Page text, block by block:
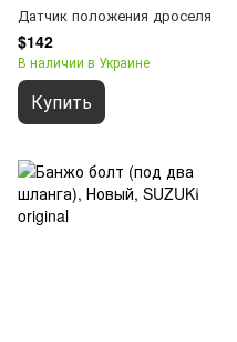
Датчик положения дроселя
$142
В наличии в Украине
Купить